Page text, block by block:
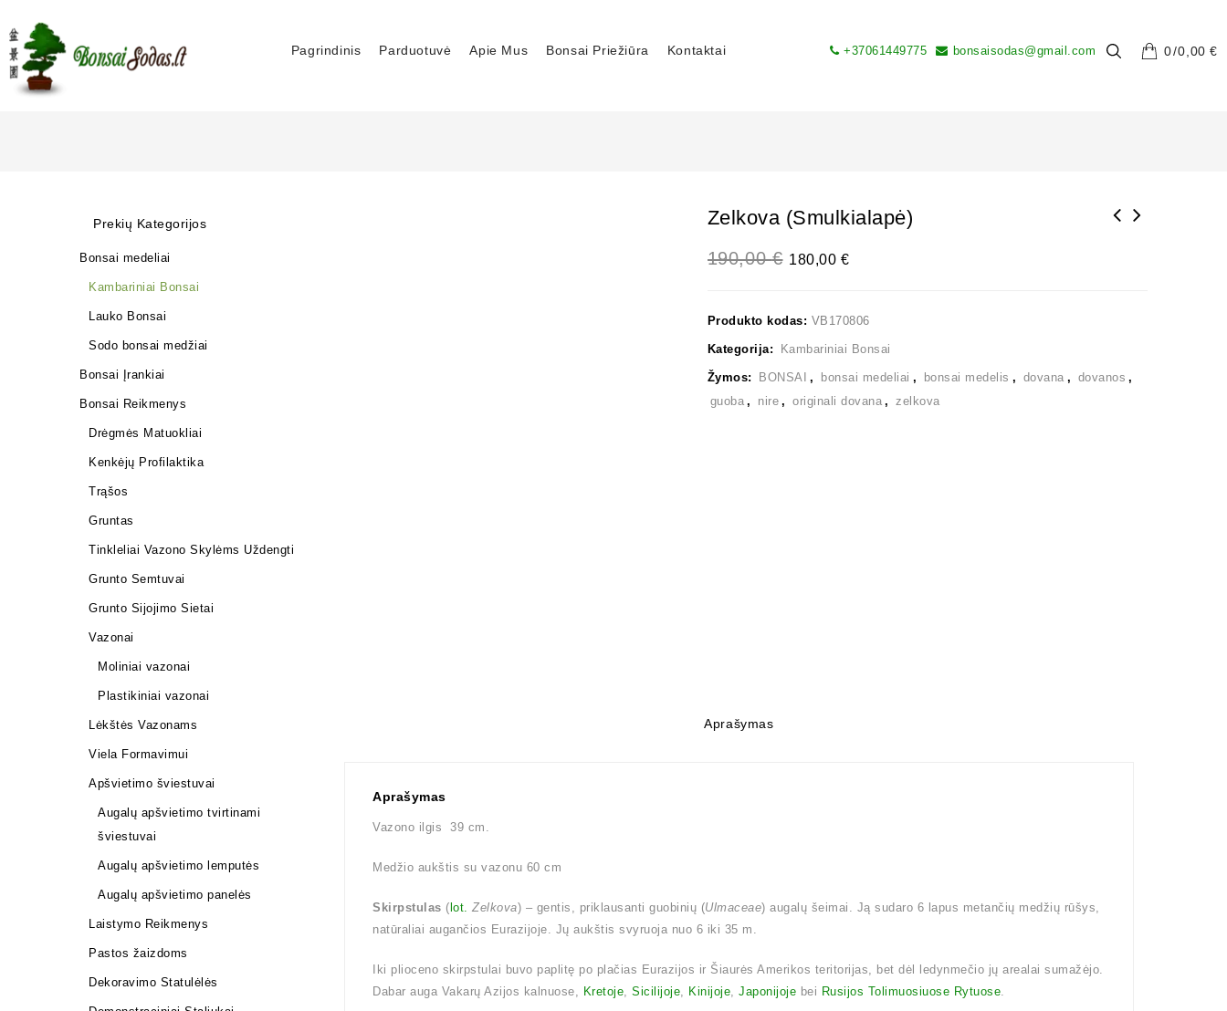
Pagrindinis Parduotuvė Apie Mus Bonsai Priežiūra Kontaktai 0 0,00€
+37061449775 bonsaisodas@gmail.com
Zelkova (smulkialapė)
190,00€ 180,00€
Produkto kodas: VB170806
Kategorija: Kambariniai Bonsai
Žymos: BONSAI , bonsai medeliai , bonsai medelis , dovana , dovanos ,
guoba , nire , originali dovana , zelkova
Aprašymas
Aprašymas
Vazono ilgis 39 cm.
Medžio aukštis su vazonu 60 cm
Skirpstulas ( lot. Zelkova) – gentis, priklausanti guobinių (Ulmaceae) augalų šeimai. Ją sudaro 6 lapus metančių medžių rūšys,
natūraliai augančios Eurazijoje. Jų aukštis svyruoja nuo 6 iki 35 m.
Iki plioceno skirpstulai buvo paplitę po plačias Eurazijos ir Šiaurės Amerikos teritorijas, bet dėl ledynmečio jų arealai sumažėjo.
Dabar auga Vakarų Azijos kalnuose, Kretoje, Sicilijoje, Kinijoje, Japonijoje bei Rusijos Tolimuosiuose Rytuose.
Prekių Kategorijos
Bonsai medeliai
Kambariniai Bonsai
Lauko Bonsai
Sodo bonsai medžiai
Bonsai Įrankiai
Bonsai Reikmenys
Drėgmės Matuokliai
Kenkėjų Profilaktika
Trąšos
Gruntas
Tinkleliai Vazono Skylėms Uždengti
Grunto Semtuvai
Grunto Sijojimo Sietai
Vazonai
Moliniai vazonai
Plastikiniai vazonai
Lėkštės Vazonams
Viela Formavimui
Apšvietimo šviestuvai
Augalų apšvietimo tvirtinami
šviestuvai
Augalų apšvietimo lemputės
Augalų apšvietimo panelės
Laistymo Reikmenys
Pastos žaizdoms
Dekoravimo Statulėlės